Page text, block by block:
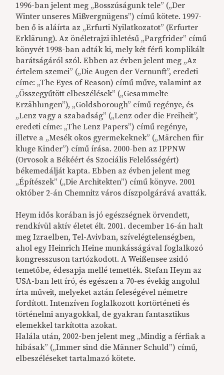
1996-ban jelent meg „Bosszúságunk tele” („Der
Winter unseres Mißvergnügens”) című kötete. 1997-
ben ő is aláírta az „Erfurti Nyilatkozatot” (Erfurter
Erklärung). Az önéletrajzi ihletésű „Pargfrider” című
könyvét 1998-ban adták ki, mely két férfi komplikált
barátságáról szól. Ebben az évben jelent meg „Az
értelem szemei” („Die Augen der Vernunft”, eredeti
címe: „The Eyes of Reason) című műve, valamint az
„Összegyűtött elbeszélések” („Gesammelte
Erzählungen”), „Goldsborough” című regénye, és
„Lenz vagy a szabadság” („Lenz oder die Freiheit”,
eredeti címe: „The Lenz Papers”) című regénye,
illetve a „Mesék okos gyermekeknek” („Märchen für
kluge Kinder”) című írása. 2000-ben az IPPNW
(Orvosok a Békéért és Szociális Felelősségért)
békemedálját kapta. Ebben az évben jelent meg
„Építészek” („Die Architekten”) című könyve. 2001
október 2-án Chemnitz város díszpolgárává avatták.
Heym idős korában is jó egészségnek örvendett,
rendkívül aktív életet élt. 2001. december 16-án halt
meg Izraelben, Tel-Avivban, szívelégtelenségben,
ahol egy Heinrich Heine munkásságával foglalkozó
kongresszuson tartózkodott. A Weißensee zsidó
temetőbe, édesapja mellé temették. Stefan Heym az
USA-ban lett író, és egészen a 70-es évekig angolul
írta műveit, melyeket aztán feleségével németre
fordított. Intenzíven foglalkozott kortörténeti és
történelmi anyagokkal, de gyakran fantasztikus
elemekkel tarkította azokat.
Halála után, 2002-ben jelent meg „Mindig a férfiak a
hibásak” („Immer sind die Männer Schuld”) című,
elbeszéléseket tartalmazó kötete.